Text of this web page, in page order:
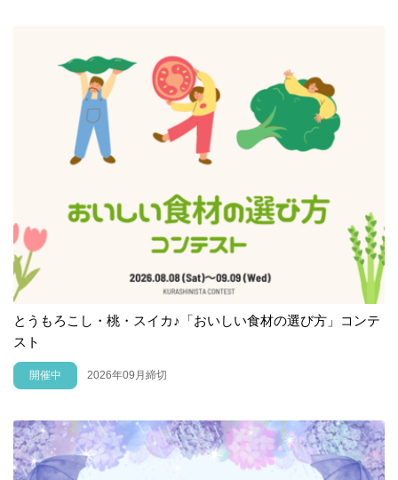
とうもろこし・桃・スイカ♪「おいしい食材の選び方」コンテ
スト
開催中 2026年09月締切